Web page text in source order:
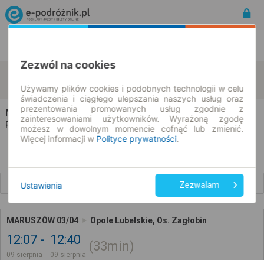
09.08.2026 | -- : --
Maruszów → Opole Lubelskie
Rozkład jazdy i bilety
MARUSZÓW 03/04 Opole Lubelskie, Os. Zagłobin
12:07
09 sierpnia
12:40
09 sierpnia
33min
Zezwól na cookies
Używamy plików cookies i podobnych technologii w celu
świadczenia i ciągłego ulepszania naszych usług oraz
prezentowania promowanych usług zgodnie z
zainteresowaniami użytkowników. Wyrażoną zgodę
możesz w dowolnym momencie cofnąć lub zmienić.
Więcej informacji w Polityce prywatności.
Ustawienia Zezwalam